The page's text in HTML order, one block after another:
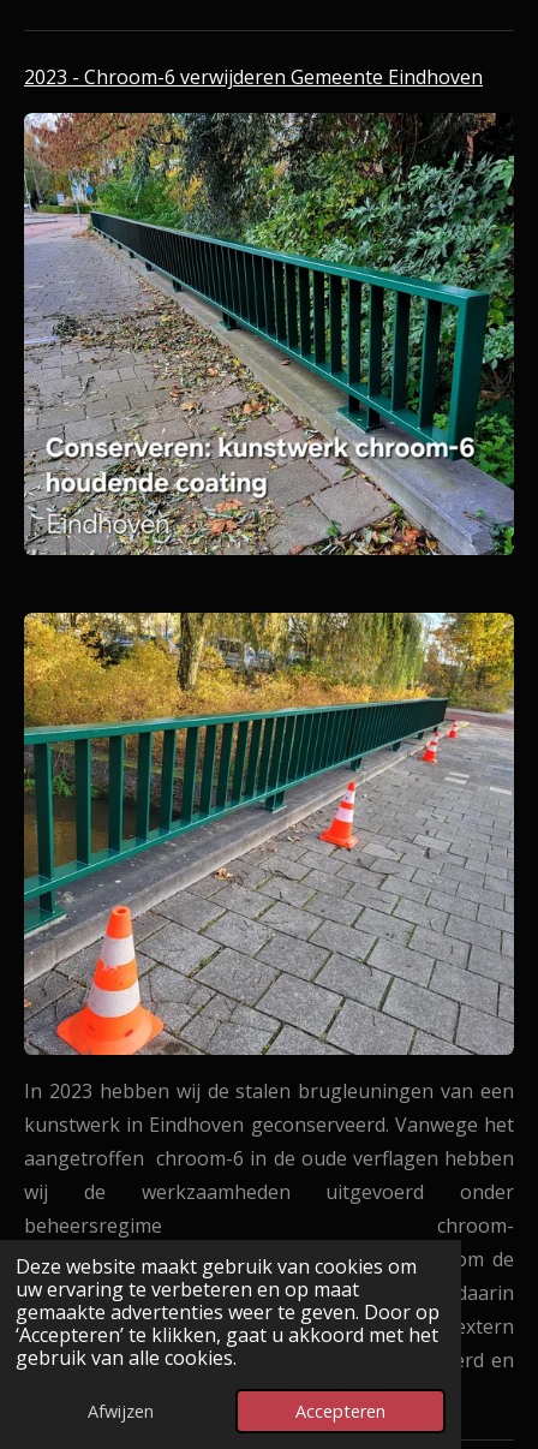
Deze website maakt gebruik van cookies om
uw ervaring te verbeteren en op maat
gemaakte advertenties weer te geven. Door op
‘Accepteren’ te klikken, gaat u akkoord met het
gebruik van alle cookies.
Afwijzen Accepteren
2023 - Chroom-6 verwijderen Gemeente Eindhoven
In 2023 hebben wij de stalen brugleuningen van een
kunstwerk in Eindhoven geconserveerd. Vanwege het
aangetroffen chroom-6 in de oude verflagen hebben
wij de werkzaamheden uitgevoerd onder
beheersregime chroom-
6.Hetbeheersregimebeschrijft maatregelen om de
blootstelling aan inhaleerbaar stof met daarin
mogelijkechroom-6. Een gespecialiseerd extern
bureau heeft deze werkzaamheden gecontroleerd en